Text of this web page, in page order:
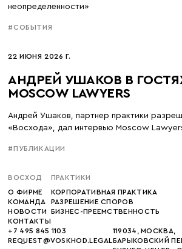
неопределенности»
#СОБЫТИЯ
22 ИЮНЯ 2026 Г.
АНДРЕЙ УШАКОВ В
MOSCOW LAWYERS
Андрей Ушаков, партнер практики
«Восхода», дал интервью Moscow
#ПУБЛИКАЦИИ
ВОСХОД
О ФИРМЕ
КОМАНДА
НОВОСТИ
КОНТАКТЫ
ПРАКТИКИ
КОРПОРАТИВНАЯ ПРАКТИКА
РАЗРЕШЕНИЕ СПОРОВ
БИЗНЕС-ПРЕЕМСТВЕННОСТЬ
+7 495 845 1103
REQUEST@VOSKHOD.LEGAL
119034, МОСКВА,
БАРЫКОВСКИЙ